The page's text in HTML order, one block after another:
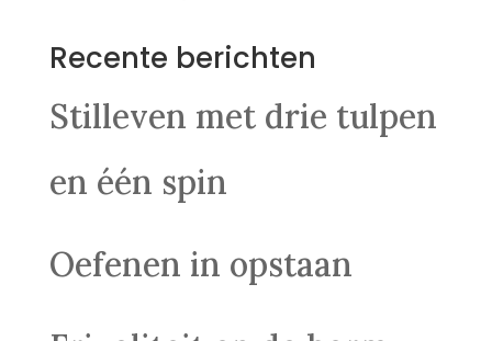
Recente berichten
Stilleven met drie tulpen
en één spin
Oefenen in opstaan